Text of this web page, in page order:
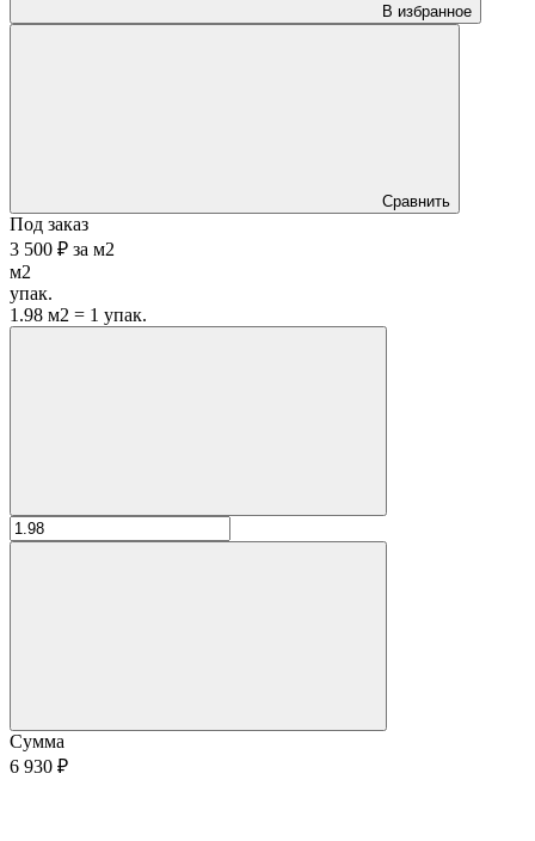
В избранное
Сравнить
Под заказ
3 500 ₽ за м2
м2
упак.
1.98 м2 = 1 упак.
Сумма
6 930 ₽